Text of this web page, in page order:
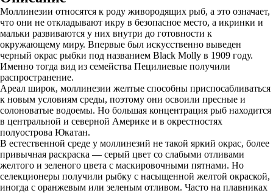
Моллинезии относятся к роду живородящих рыб, а это означает,
что они не откладывают икру в безопасное место, а икринки и
мальки развиваются у них внутри до готовности к
окружающему миру. Впервые был искусственно выведен
черный окрас рыбки под названием Black Molly в 1909 году.
Именно тогда вид из семейства Пецилиевые получили
распространение.
Ареал широк, моллинезии желтые способны приспосабливаться
к новым условиям среды, поэтому они освоили пресные и
солоноватые водоемы. Но большая концентрация рыб находится
в центральной и северной Америке и в окрестностях
полуострова Юкатан.
В естественной среде у моллинезий не такой яркий окрас, более
привычная раскраска — серый цвет со слабыми отливами
желтого и зеленого цвета с маскировочными пятнами. Но
селекционеры получили рыбку с насыщенной желтой окраской,
иногда с оранжевым или зеленым отливом. Часто на плавниках